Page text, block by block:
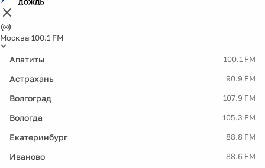
Москва 100.1 FM
Апатиты 100.1 FM
Астрахань 90.9 FM
Волгоград 107.9 FM
Вологда 105.3 FM
Екатеринбург 88.8 FM
Иваново 88.6 FM